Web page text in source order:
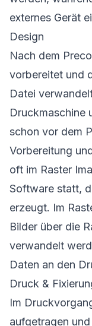
externes Gerät
Design
Nach dem
vorbereitet und
Datei
Druckmaschine
schon vor dem
Vorbereitung
oft im Raster
Software statt,
erzeugt. Im
Bilder über die
verwandelt
Daten an den
Druck &
Im
aufgetragen